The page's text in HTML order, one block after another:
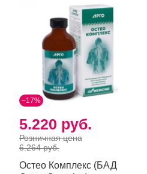
−17%
5.220 руб.
Розничная цена
6.264 руб.
Остео Комплекс (БАД